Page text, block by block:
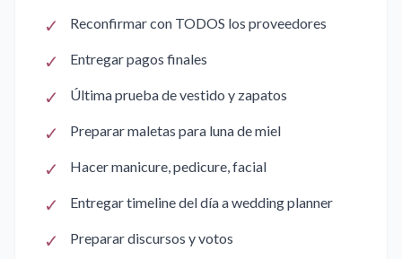
✓ Reconfirmar con TODOS los proveedores
✓ Entregar pagos finales
✓ Última prueba de vestido y zapatos
✓ Preparar maletas para luna de miel
✓ Hacer manicure, pedicure, facial
✓ Entregar timeline del día a wedding planner
✓ Preparar discursos y votos